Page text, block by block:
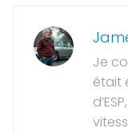
Je
était